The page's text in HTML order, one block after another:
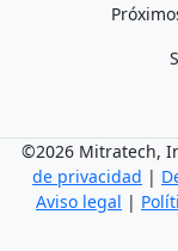
©2026 Mitratech,
de privacidad |
Aviso legal |